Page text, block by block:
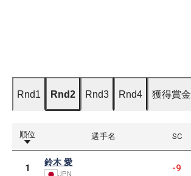
Rnd1 Rnd2 Rnd3 Rnd4 獲得賞金
順位 選手名 SC
1
鈴木 愛
JPN
-9